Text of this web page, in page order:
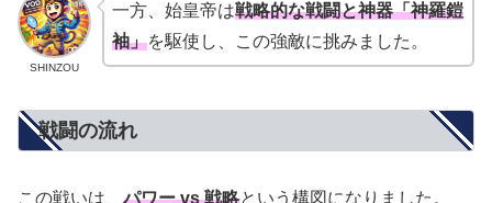
SHINZOU
一方、始皇帝は戦略的な戦闘と神器「神羅鎧
袖」を駆使し、この強敵に挑みました。
戦闘の流れ
この戦いは、パワー vs 戦略という構図になりました。